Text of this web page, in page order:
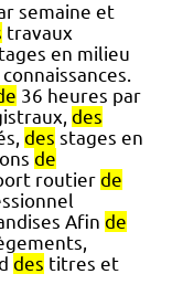
semaine et
travaux
en milieu
connaissances.
36 heures par
des
des stages en
de
routier de
Afin de
des titres et